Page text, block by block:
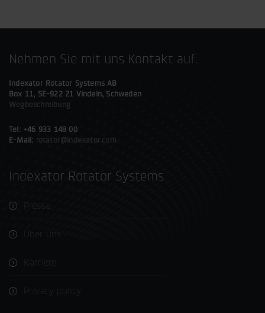
Nehmen Sie mit uns Kontakt auf.
Indexator Rotator Systems AB
Box 11, SE-922 21 Vindeln, Schweden
Wegbeschreibung
Tel: +46 933 148 00
E-Mail: rotator@indexator.com
Indexator Rotator Systems
Presse
Über uns
Karriere